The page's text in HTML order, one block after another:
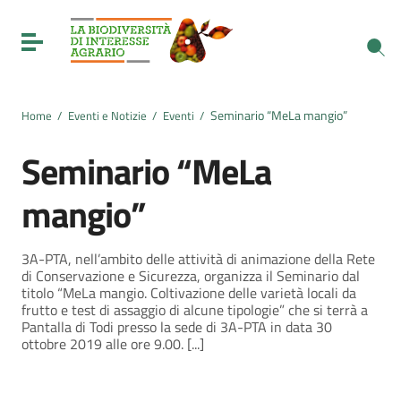
Vai al menu di navigazione
Vai al footer
Toggle navigation
Home / Eventi e Notizie / Eventi / Seminario “MeLa mangio”
Seminario “MeLa
mangio”
3A-PTA, nell’ambito delle attività di animazione della Rete
di Conservazione e Sicurezza, organizza il Seminario dal
titolo “MeLa mangio. Coltivazione delle varietà locali da
frutto e test di assaggio di alcune tipologie” che si terrà a
Pantalla di Todi presso la sede di 3A-PTA in data 30
ottobre 2019 alle ore 9.00. [...]